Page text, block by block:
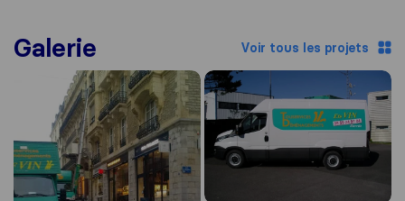
Galerie Voir tous les projets